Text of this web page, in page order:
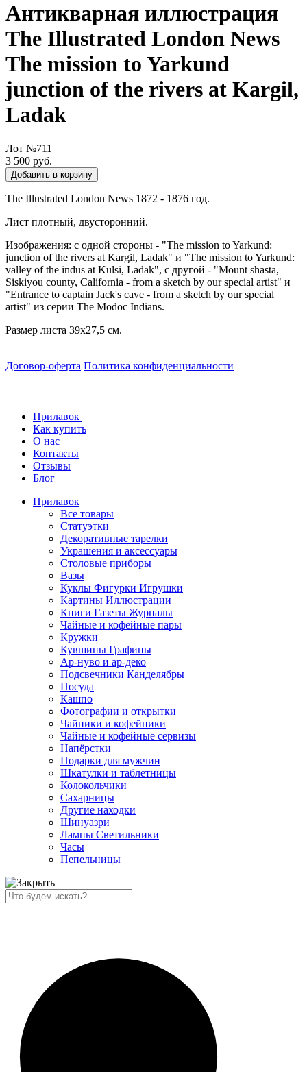
Антикварная иллюстрация
The Illustrated London News
The mission to Yarkund
junction of the rivers at Kargil,
Ladak
Лот №711
3 500 руб.
Добавить в корзину
The Illustrated London News 1872 - 1876 год.
Лист плотный, двусторонний.
Изображения: с одной стороны - "The mission to Yarkund:
junction of the rivers at Kargil, Ladak" и "The mission to Yarkund:
valley of the indus at Kulsi, Ladak", с другой - "Mount shasta,
Siskiyou county, California - from a sketch by our special artist" и
"Entrance to captain Jack's cave - from a sketch by our special
artist" из серии The Modoc Indians.
Размер листа 39х27,5 см.
Договор-оферта Политика конфиденциальности
Прилавок
Как купить
О нас
Контакты
Отзывы
Блог
Прилавок
Все товары
Статуэтки
Декоративные тарелки
Украшения и аксессуары
Столовые приборы
Вазы
Куклы Фигурки Игрушки
Картины Иллюстрации
Книги Газеты Журналы
Чайные и кофейные пары
Кружки
Кувшины Графины
Ар-нуво и ар-деко
Подсвечники Канделябры
Посуда
Кашпо
Фотографии и открытки
Чайники и кофейники
Чайные и кофейные сервизы
Напёрстки
Подарки для мужчин
Шкатулки и таблетницы
Колокольчики
Сахарницы
Другие находки
Шинуазри
Лампы Светильники
Часы
Пепельницы